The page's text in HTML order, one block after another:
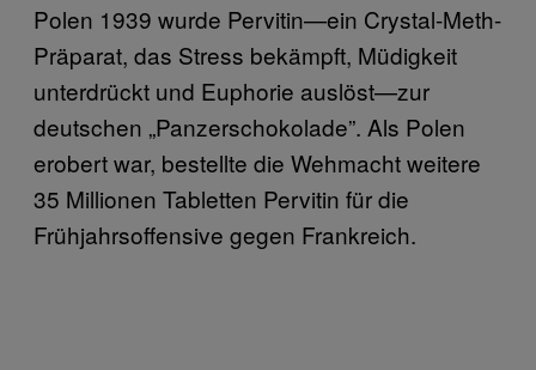
Polen 1939 wurde Pervitin—ein Crystal-Meth-
Präparat, das Stress bekämpft, Müdigkeit
unterdrückt und Euphorie auslöst—zur
deutschen „Panzerschokolade”. Als Polen
erobert war, bestellte die Wehmacht weitere
35 Millionen Tabletten Pervitin für die
Frühjahrsoffensive gegen Frankreich.